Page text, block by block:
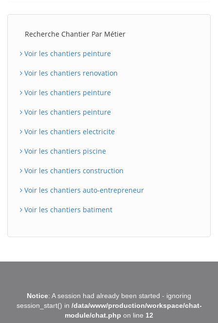
Recherche Chantier Par Métier
Voir les chantiers peinture
Voir les chantiers renovation
Voir les chantiers peinture
Voir les chantiers peinture
Voir les chantiers electricite
Voir les chantiers piscine
Voir les chantiers construction
Voir les chantiers auto-entrepreneur
Voir les chantiers batiment
Notice: A session had already been started - ignoring
session_start() in /data/www/production/workspace/chat-
module/chat.php on line 12
B
Assistant en ligne